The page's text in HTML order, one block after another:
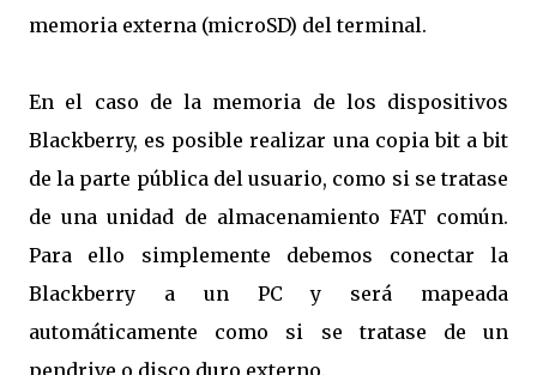
memoria externa (microSD) del terminal.
En el caso de la memoria de los dispositivos
Blackberry, es posible realizar una copia bit a bit
de la parte pública del usuario, como si se tratase
de una unidad de almacenamiento FAT común.
Para ello simplemente debemos conectar la
Blackberry a un PC y será mapeada
automáticamente como si se tratase de un
pendrive o disco duro externo.